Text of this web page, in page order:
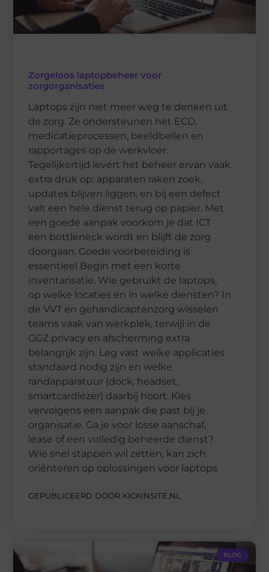
Zorgeloos laptopbeheer voor
zorgorganisaties
Laptops zijn niet meer weg te denken uit
de zorg. Ze ondersteunen het ECD,
medicatieprocessen, beeldbellen en
rapportages op de werkvloer.
Tegelijkertijd levert het beheer ervan vaak
extra druk op: apparaten raken zoek,
updates blijven liggen, en bij een defect
valt een hele dienst terug op papier. Met
een goede aanpak voorkom je dat ICT
een bottleneck wordt en blijft de zorg
doorgaan. Goede voorbereiding is
essentieel Begin met een korte
inventarisatie. Wie gebruikt de laptops,
op welke locaties en in welke diensten? In
de VVT en gehandicaptenzorg wisselen
teams vaak van werkplek, terwijl in de
GGZ privacy en afscherming extra
belangrijk zijn. Leg vast welke applicaties
standaard nodig zijn en welke
randapparatuur (dock, headset,
smartcardlezer) daarbij hoort. Kies
vervolgens een aanpak die past bij je
organisatie. Ga je voor losse aanschaf,
lease of een volledig beheerde dienst?
Wie snel stappen wil zetten, kan zich
oriënteren op oplossingen voor laptops
GEPUBLICEERD DOOR KICKINSITE.NL
BLOG